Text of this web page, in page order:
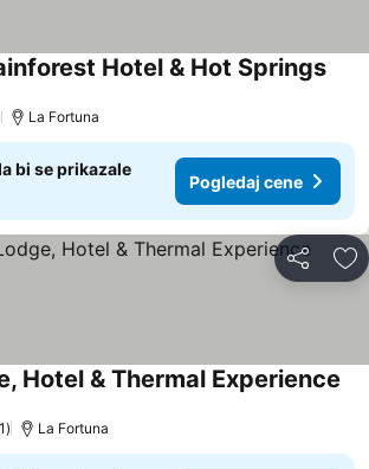
Hotel & Hot Springs
La Fortuna
bi se prikazale
Pogledaj cene
Deli
Hotel & Thermal Experience
La Fortuna